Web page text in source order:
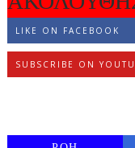
LIKE ON FACEBOOK
SUBSCRIBE ON